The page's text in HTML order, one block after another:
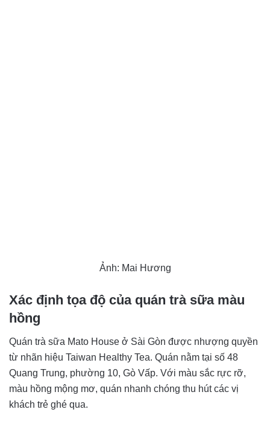
Ảnh: Mai Hương
Xác định tọa độ của quán trà sữa màu
hồng
Quán trà sữa Mato House ở Sài Gòn được nhượng quyền
từ nhãn hiệu Taiwan Healthy Tea. Quán nằm tại số 48
Quang Trung, phường 10, Gò Vấp. Với màu sắc rực rỡ,
màu hồng mộng mơ, quán nhanh chóng thu hút các vị
khách trẻ ghé qua.